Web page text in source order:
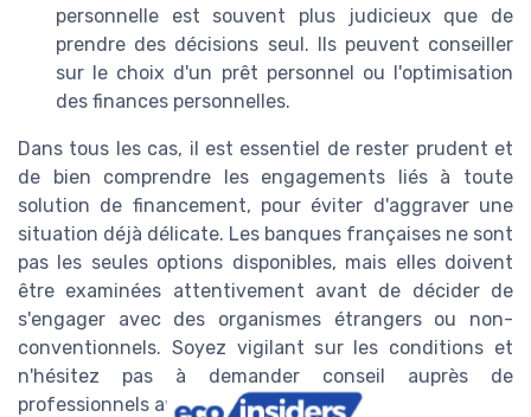
personnelle est souvent plus judicieux que de
prendre des décisions seul. Ils peuvent conseiller
sur le choix d'un prêt personnel ou l'optimisation
des finances personnelles.
Dans tous les cas, il est essentiel de rester prudent et
de bien comprendre les engagements liés à toute
solution de financement, pour éviter d'aggraver une
situation déjà délicate. Les banques françaises ne sont
pas les seules options disponibles, mais elles doivent
être examinées attentivement avant de décider de
s'engager avec des organismes étrangers ou non-
conventionnels. Soyez vigilant sur les conditions et
n'hésitez pas à demander conseil auprès de
professionnels avisés.